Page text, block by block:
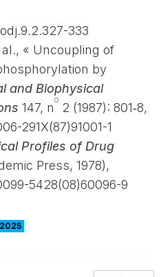
333
al., « Uncoupling of
by
and Biophysical
147, n
o
2 (1987): 801‑8,
291X(87)91001-1
Profiles of Drug
Press, 1978),
5428(08)60096-9